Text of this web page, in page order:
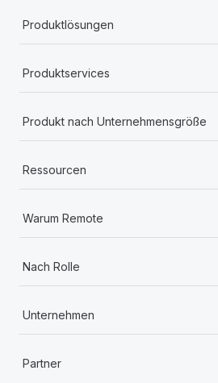
Produktlösungen
Produktservices
Produkt nach Unternehmensgröße
Ressourcen
Warum Remote
Nach Rolle
Unternehmen
Partner